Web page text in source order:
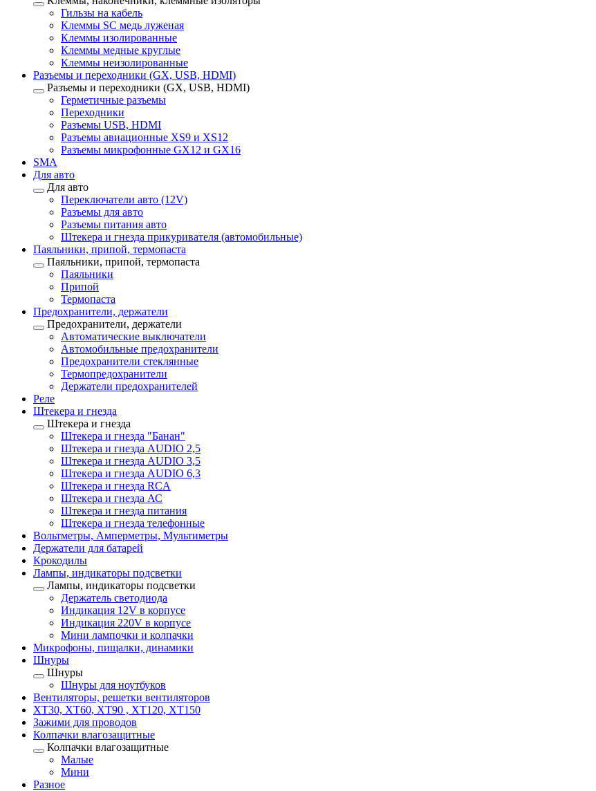
Гильзы на кабель
Клеммы SC медь луженая
Клеммы изолированные
Клеммы медные круглые
Клеммы неизолированные
Разъемы и переходники (GX, USB, HDMI)
Разъемы и переходники (GX, USB, HDMI)
Герметичные разъемы
Переходники
Разъемы USB, HDMI
Разъемы авиационные XS9 и XS12
Разъемы микрофонные GX12 и GX16
SMA
Для авто
Для авто
Переключатели авто (12V)
Разъемы для авто
Разъемы питания авто
Штекера и гнезда прикуривателя (автомобильные)
Паяльники, припой, термопаста
Паяльники, припой, термопаста
Паяльники
Припой
Термопаста
Предохранители, держатели
Предохранители, держатели
Автоматические выключатели
Автомобильные предохранители
Предохранители стеклянные
Термопредохранители
Держатели предохранителей
Реле
Штекера и гнезда
Штекера и гнезда
Штекера и гнезда "Банан"
Штекера и гнезда AUDIO 2,5
Штекера и гнезда AUDIO 3,5
Штекера и гнезда AUDIO 6,3
Штекера и гнезда RCA
Штекера и гнезда АС
Штекера и гнезда питания
Штекера и гнезда телефонные
Вольтметры, Амперметры, Мультиметры
Держатели для батарей
Крокодилы
Лампы, индикаторы подсветки
Лампы, индикаторы подсветки
Держатель светодиода
Индикация 12V в корпусе
Индикация 220V в корпусе
Мини лампочки и колпачки
Микрофоны, пищалки, динамики
Шнуры
Шнуры
Шнуры для ноутбуков
Вентиляторы, решетки вентиляторов
XT30, XT60, XT90 , XT120, XT150
Зажими для проводов
Колпачки влагозащитные
Колпачки влагозащитные
Малые
Мини
Разное